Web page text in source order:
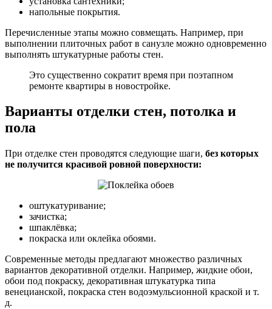
напольные покрытия.
Перечисленные этапы можно совмещать. Например, при
выполнении плиточных работ в санузле можно одновременно
выполнять штукатурные работы стен.
Это существенно сократит время при поэтапном
ремонте квартиры в новостройке.
Варианты отделки стен, потолка и
пола
При отделке стен проводятся следующие шаги, без которых
не получится красивой ровной поверхности:
оштукатуривание;
зачистка;
шпаклёвка;
покраска или оклейка обоями.
Современные методы предлагают множество различных
вариантов декоративной отделки. Например, жидкие обои,
обои под покраску, декоративная штукатурка типа
венецианской, покраска стен водоэмульсионной краской и т.
д.